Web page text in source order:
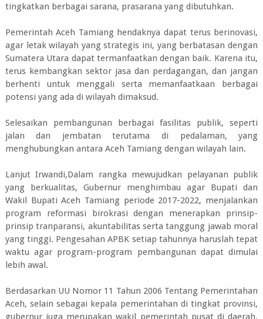
tingkatkan berbagai sarana, prasarana yang dibutuhkan.
Pemerintah Aceh Tamiang hendaknya dapat terus berinovasi,
agar letak wilayah yang strategis ini, yang berbatasan dengan
Sumatera Utara dapat termanfaatkan dengan baik. Karena itu,
terus kembangkan sektor jasa dan perdagangan, dan jangan
berhenti untuk menggali serta memanfaatkaan berbagai
potensi yang ada di wilayah dimaksud.
Selesaikan pembangunan berbagai fasilitas publik, seperti
jalan dan jembatan terutama di pedalaman, yang
menghubungkan antara Aceh Tamiang dengan wilayah lain.
Lanjut Irwandi,Dalam rangka mewujudkan pelayanan publik
yang berkualitas, Gubernur menghimbau agar Bupati dan
Wakil Bupati Aceh Tamiang periode 2017-2022, menjalankan
program reformasi birokrasi dengan menerapkan prinsip-
prinsip tranparansi, akuntabilitas serta tanggung jawab moral
yang tinggi. Pengesahan APBK setiap tahunnya haruslah tepat
waktu agar program-program pembangunan dapat dimulai
lebih awal.
Berdasarkan UU Nomor 11 Tahun 2006 Tentang Pemerintahan
Aceh, selain sebagai kepala pemerintahan di tingkat provinsi,
gubernur juga merupakan wakil pemerintah pusat di daerah.